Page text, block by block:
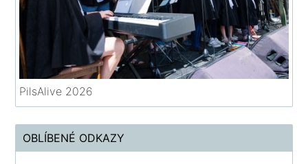
PilsAlive 2026
OBLÍBENÉ ODKAZY